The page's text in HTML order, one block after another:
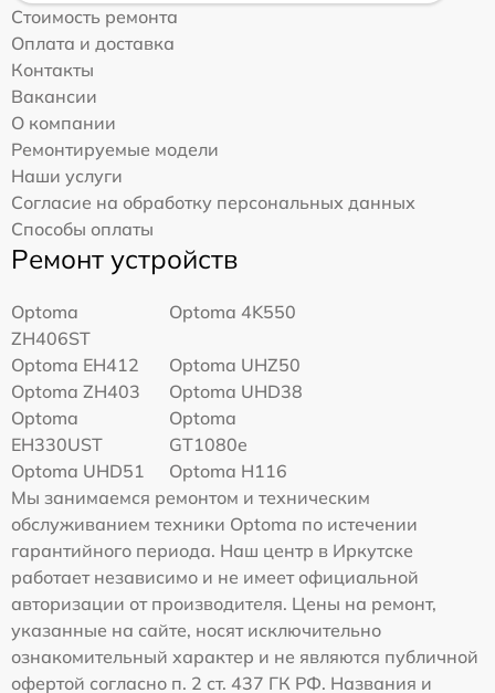
Стоимость ремонта
Оплата и доставка
Контакты
Вакансии
О компании
Ремонтируемые модели
Наши услуги
Согласие на обработку персональных данных
Способы оплаты
Ремонт устройств
Optoma
ZH406ST
Optoma 4K550
Optoma EH412
Optoma UHZ50
Optoma ZH403
Optoma UHD38
Optoma
EH330UST
Optoma
GT1080e
Optoma UHD51
Optoma H116
Мы занимаемся ремонтом и техническим
обслуживанием техники Optoma по истечении
гарантийного периода. Наш центр в Иркутске
работает независимо и не имеет официальной
авторизации от производителя. Цены на ремонт,
указанные на сайте, носят исключительно
ознакомительный характер и не являются публичной
офертой согласно п. 2 ст. 437 ГК РФ. Названия и